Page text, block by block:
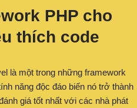
PHP cho
thích code
là một trong những framework
năng độc đáo biến nó trở thành
giá tốt nhất với các nhà phát